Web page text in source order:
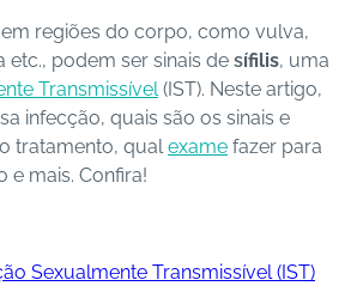
regiões do corpo, como vulva,
etc., podem ser sinais de sífilis, uma
Transmissível(IST). Neste artigo,
infecção, quais são os sinais e
tratamento, qualexame fazer para
e mais. Confira!
Sexualmente Transmissível (IST)